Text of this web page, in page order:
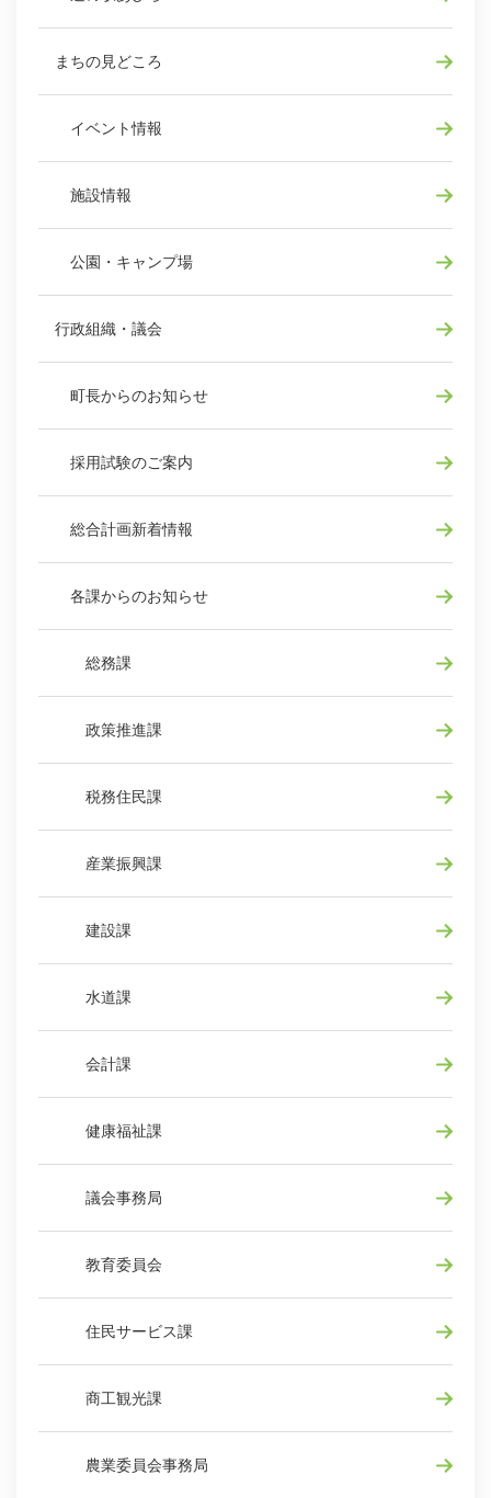
まちの見どころ
イベント情報
施設情報
公園・キャンプ場
行政組織・議会
町長からのお知らせ
採用試験のご案内
総合計画新着情報
各課からのお知らせ
総務課
政策推進課
税務住民課
産業振興課
建設課
水道課
会計課
健康福祉課
議会事務局
教育委員会
住民サービス課
商工観光課
農業委員会事務局